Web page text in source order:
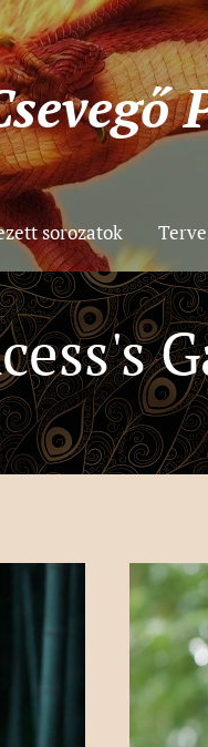
sorozatok